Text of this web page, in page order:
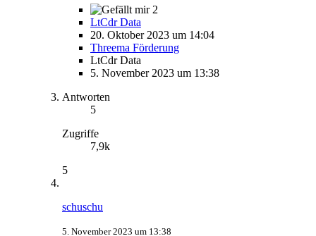
2
LtCdr Data
20. Oktober 2023 um 14:04
Threema Förderung
LtCdr Data
5. November 2023 um 13:38
Antworten
5
Zugriffe
7,9k
5
schuschu
5. November 2023 um 13:38